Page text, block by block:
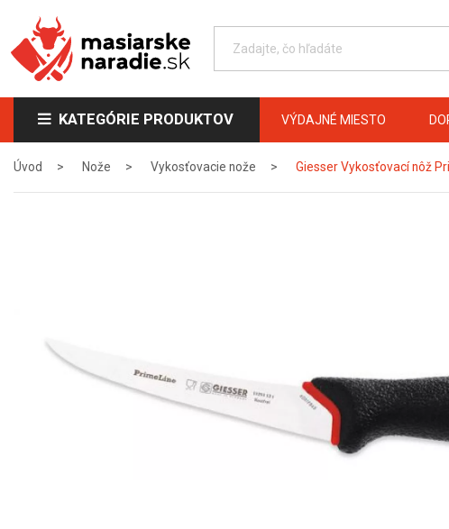
KATEGÓRIE PRODUKTOV VÝDAJNÉ MIESTO
Úvod Nože Vykosťovacie nože Giesser Vykosťovací nôž